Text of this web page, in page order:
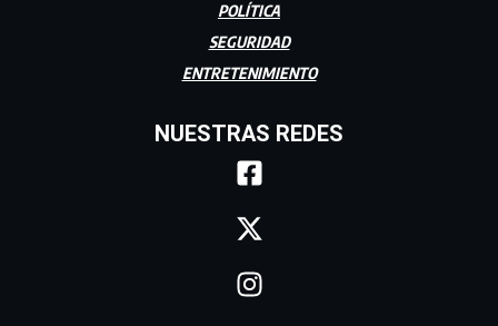
POLÍTICA
SEGURIDAD
ENTRETENIMIENTO
NUESTRAS REDES